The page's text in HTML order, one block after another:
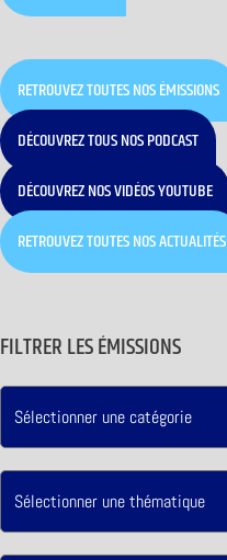
RETROUVEZ TOUTES NOS ÉMISSIONS
DÉCOUVREZ TOUS NOS PODCAST
DÉCOUVREZ NOS VIDÉOS YOUTUBE
RETROUVEZ TOUTES NOS ACTUALITÉS
FILTRER LES ÉMISSIONS